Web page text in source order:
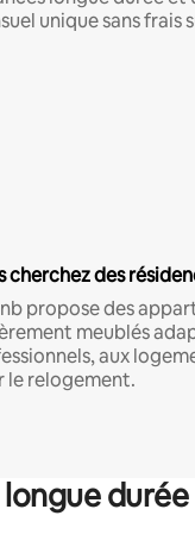
unique sans frais
cherchez des
propose des
meublés
aux
le relogement.
durée